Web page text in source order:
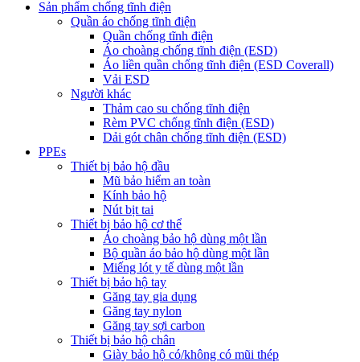
Sản phẩm chống tĩnh điện
Quần áo chống tĩnh điện
Quần chống tĩnh điện
Áo choàng chống tĩnh điện (ESD)
Áo liền quần chống tĩnh điện (ESD Coverall)
Vải ESD
Người khác
Thảm cao su chống tĩnh điện
Rèm PVC chống tĩnh điện (ESD)
Dải gót chân chống tĩnh điện (ESD)
PPEs
Thiết bị bảo hộ đầu
Mũ bảo hiểm an toàn
Kính bảo hộ
Nút bịt tai
Thiết bị bảo hộ cơ thể
Áo choàng bảo hộ dùng một lần
Bộ quần áo bảo hộ dùng một lần
Miếng lót y tế dùng một lần
Thiết bị bảo hộ tay
Găng tay gia dụng
Găng tay nylon
Găng tay sợi carbon
Thiết bị bảo hộ chân
Giày bảo hộ có/không có mũi thép